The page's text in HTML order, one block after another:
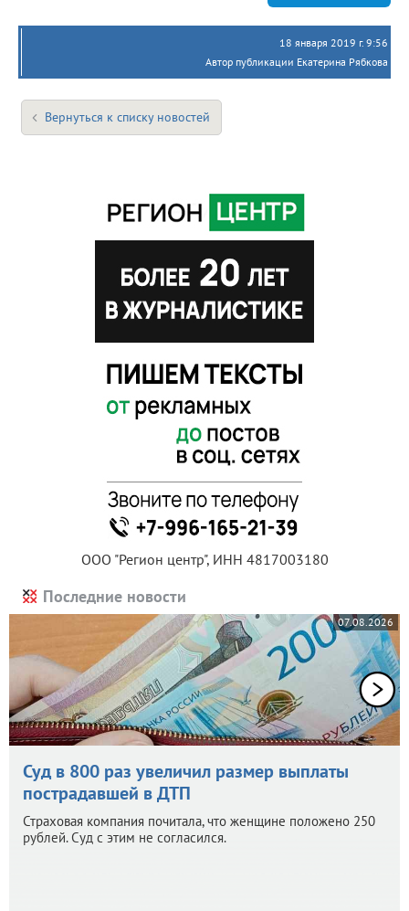
18 января 2019 г. 9:56
Автор публикации Екатерина Рябкова
Вернуться к списку новостей
ООО "Регион центр", ИНН 4817003180
Последние новости
07.08.2026
Суд в 800 раз увеличил размер выплаты
пострадавшей в ДТП
Страховая компания почитала, что женщине положено 250
рублей. Суд с этим не согласился.